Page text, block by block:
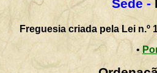
Sede -
Freguesia criada pela Lei n.º
•